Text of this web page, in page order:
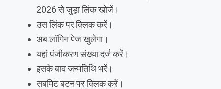
2026 से जुड़ा लिंक खोजें।
उस लिंक पर क्लिक करें।
अब लॉगिन पेज खुलेगा।
यहां पंजीकरण संख्या दर्ज करें।
इसके बाद जन्मतिथि भरें।
सबमिट बटन पर क्लिक करें।